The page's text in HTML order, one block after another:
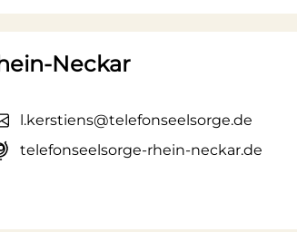
Neckar
l.kerstiens@telefonseelsorge.de
telefonseelsorge-rhein-neckar.de